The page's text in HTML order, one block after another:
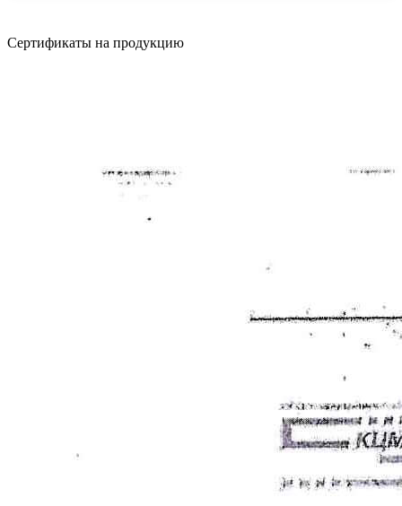
Сертификаты на продукцию